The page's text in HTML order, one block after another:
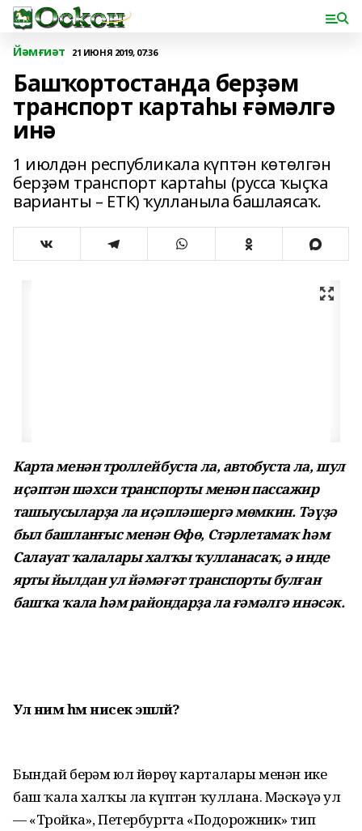
Йәмғиәт 21 ИЮНЯ 2019, 07:36
Башҡортостанда берҙәм
транспорт картаһы ғәмәлгә
инә
1 июлдән республикала күптән көтөлгән
берҙәм транспорт картаһы (русса ҡыҫҡа
варианты – ЕТК) ҡулланыла башлаясаҡ.
Карта менән троллейбуста ла, автобуста ла, шул
иҫәптән шәхси транспорты менән пассажир
ташыусыларҙа ла иҫәпләшергә мөмкин. Тәүҙә
был башланғыс менән Өфө, Стәрлетамаҡ һәм
Салауат ҡалалары халҡы ҡулланасаҡ, ә инде
ярты йылдан ул йәмәғәт транспорты булған
башҡа ҡала һәм райондарҙа ла ғәмәлгә инәсәк.
Ул нимә һәм нисек эшләй?
Бындай берҙәм юл йөрөү карталары менән ике
баш ҡала халҡы ла күптән ҡуллана. Мәскәүҙә ул
— «Тройка», Петербургта «Подорожник» тип